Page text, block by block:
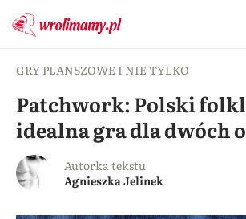
GRY PLANSZOWE I NIE TYLKO
Patchwork: Polski
idealna gra dla dwóch
Autorka tekstu
Agnieszka Jelinek